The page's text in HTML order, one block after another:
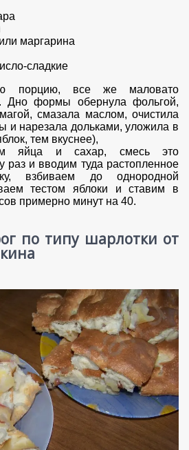
маргарина
сладкие
порцию, все же маловато
Дно формы обернула фольгой,
смазала маслом, очистила
и нарезала дольками, уложила в
тем вкуснее),
яйца и сахар, смесь это
раз и вводим туда растопленное
взбиваем до однородной
тестом яблоки и ставим в
примерно минут на 40.
по типу шарлотки от